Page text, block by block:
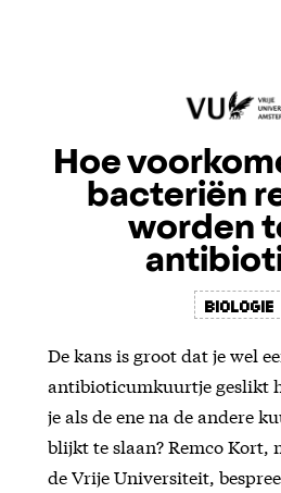
Hoe
bacteriën
worden
Biologie
De kans is groot dat je wel
antibioticumkuurtje geslikt
je als de ene na de andere
blijkt te slaan? Remco Kort,
de Vrije Universiteit,